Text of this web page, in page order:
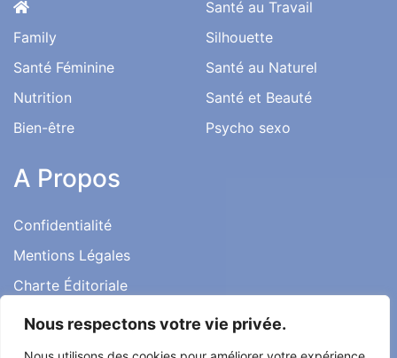
Nous respectons votre vie privée.
Family
Santé Féminine
Nutrition
Bien-être
Santé au Travail
Silhouette
Santé au Naturel
Santé et Beauté
Psycho sexo
A Propos
Confidentialité
Mentions Légales
Charte Éditoriale
Conditions d’utilisation